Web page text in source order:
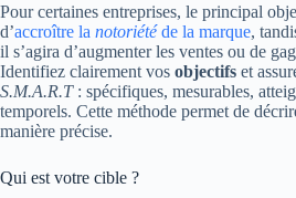
Pour certaines entreprises, le principal
d’accroître la notoriétéde la marque,
il s’agira d’augmenter les ventes ou de
Identifiez clairement vos objectifs et
S.M.A.R.T: spécifiques, mesurables,
temporels. Cette méthode permet de
manière précise.
Qui est votre cible ?